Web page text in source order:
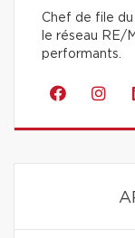
Chef de file du
le réseau RE/
performants.